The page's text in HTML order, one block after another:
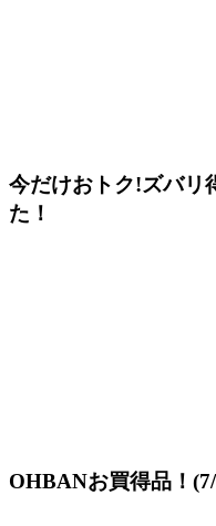
今だけおトク!ズバリ
た！
OHBANお買得品！